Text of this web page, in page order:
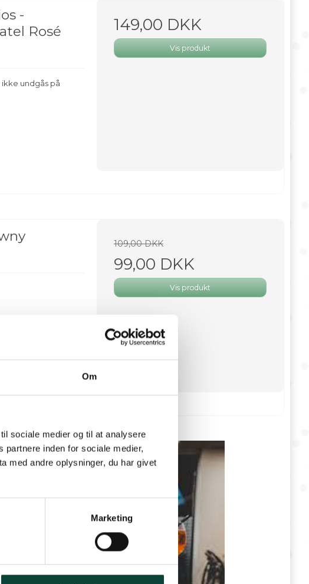
Om
sociale medier og til at analysere
inden for sociale medier,
med andre oplysninger, du har givet
Marketing
-
Rosé
undgås på
149,00 DKK
Vis produkt
109,00 DKK
99,00 DKK
Vis produkt